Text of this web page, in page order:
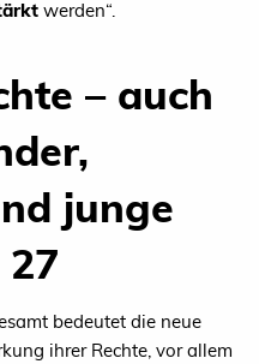
werden“.
– auch
junge
bedeutet die neue
ihrer Rechte, vor allem